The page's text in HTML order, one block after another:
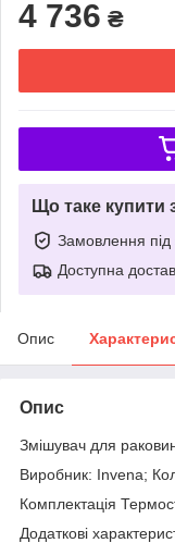
4 736 ₴
Що таке купити
Замовлення під
Доступна
Опис
Опис
Змішувач для
Виробник: Invena;
Комплектація
Додаткові